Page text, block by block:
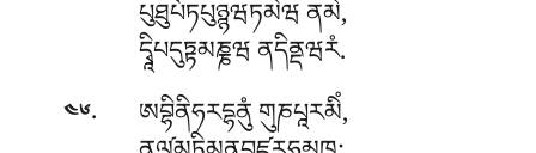
པུཐུཔོཏཔུཉྙཝཏམེཝ ནམེ,
དྭཱིཔདུཏྟམཎྞཝ ནདིནྡཝརཾ.
༤༦. ཨབྷིནིཧརདྷནུཾགུཎཔཱརམིཾ,